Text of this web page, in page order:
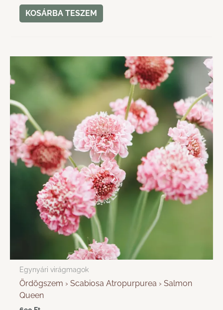
KOSÁRBA TESZEM
Egynyári virágmagok
Ördögszem › Scabiosa Atropurpurea › Salmon
Queen